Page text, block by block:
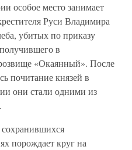
особое место занимает
Руси Владимира
убитых по приказу
в
«Окаянный». После
почитание князей в
они стали одними из
сохранившихся
порождает круг на